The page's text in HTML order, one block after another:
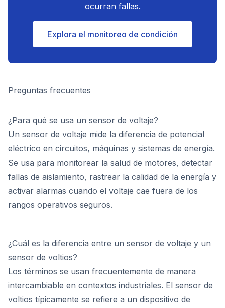
ocurran fallas.
Explora el monitoreo de condición
Preguntas frecuentes
¿Para qué se usa un sensor de voltaje?
Un sensor de voltaje mide la diferencia de potencial
eléctrico en circuitos, máquinas y sistemas de energía.
Se usa para monitorear la salud de motores, detectar
fallas de aislamiento, rastrear la calidad de la energía y
activar alarmas cuando el voltaje cae fuera de los
rangos operativos seguros.
¿Cuál es la diferencia entre un sensor de voltaje y un
sensor de voltios?
Los términos se usan frecuentemente de manera
intercambiable en contextos industriales. El sensor de
voltios típicamente se refiere a un dispositivo de